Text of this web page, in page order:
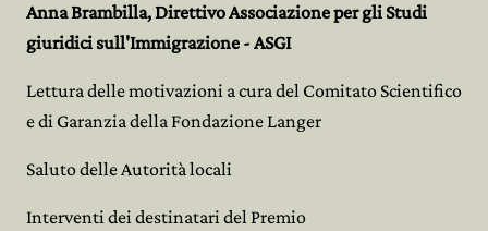
Anna Brambilla, Direttivo Associazione per gli Studi
giuridici sull'Immigrazione - ASGI
Lettura delle motivazioni a cura del Comitato Scientifico
e di Garanzia della Fondazione Langer
Saluto delle Autorità locali
Interventi dei destinatari del Premio